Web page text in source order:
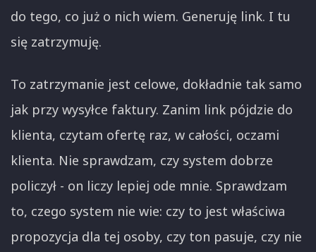
do tego, co już o nich wiem. Generuję link. I tu
się zatrzymuję.
To zatrzymanie jest celowe, dokładnie tak samo
jak przy wysyłce faktury. Zanim link pójdzie do
klienta, czytam ofertę raz, w całości, oczami
klienta. Nie sprawdzam, czy system dobrze
policzył - on liczy lepiej ode mnie. Sprawdzam
to, czego system nie wie: czy to jest właściwa
propozycja dla tej osoby, czy ton pasuje, czy nie